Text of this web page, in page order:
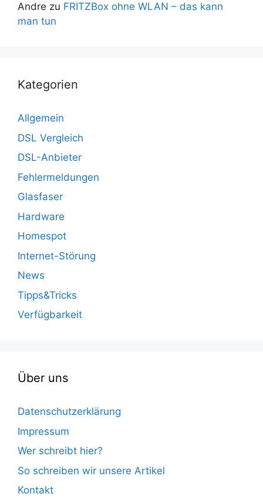
Andre zu FRITZBox ohne WLAN – das kann
man tun
Kategorien
Allgemein
DSL Vergleich
DSL-Anbieter
Fehlermeldungen
Glasfaser
Hardware
Homespot
Internet-Störung
News
Tipps&Tricks
Verfügbarkeit
Über uns
Datenschutzerklärung
Impressum
Wer schreibt hier?
So schreiben wir unsere Artikel
Kontakt